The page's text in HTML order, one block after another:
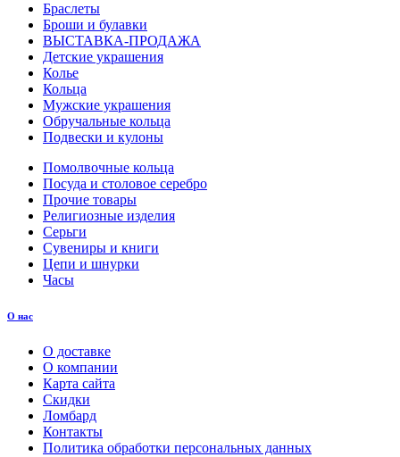
Браслеты
Броши и булавки
ВЫСТАВКА-ПРОДАЖА
Детские украшения
Колье
Кольца
Мужские украшения
Обручальные кольца
Подвески и кулоны
Помолвочные кольца
Посуда и столовое серебро
Прочие товары
Религиозные изделия
Серьги
Сувениры и книги
Цепи и шнурки
Часы
О нас
О доставке
О компании
Карта сайта
Скидки
Ломбард
Контакты
Политика обработки персональных данных